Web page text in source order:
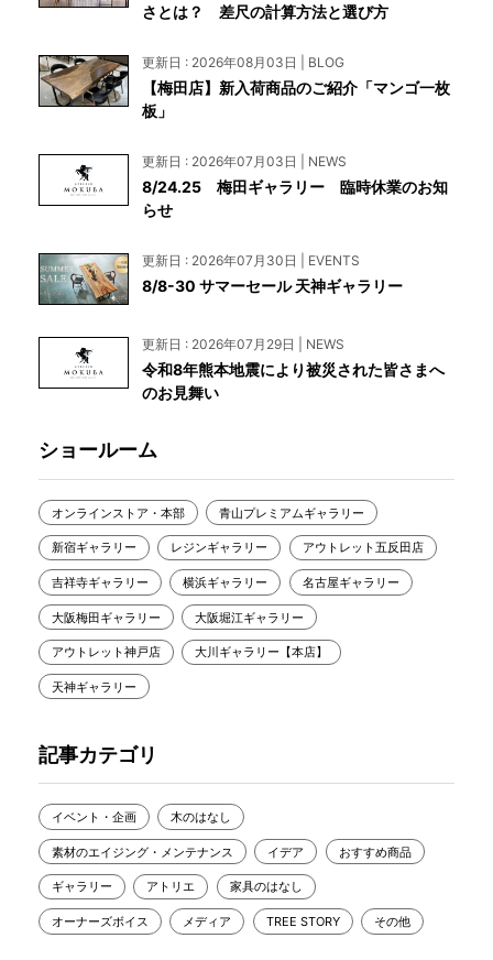
さとは？ 差尺の計算方法と選び方
更新日 : 2026年08月03日 | BLOG
【梅田店】新入荷商品のご紹介「マンゴ一枚
板」
更新日 : 2026年07月03日 | NEWS
8/24.25 梅田ギャラリー 臨時休業のお知
らせ
更新日 : 2026年07月30日 | EVENTS
8/8-30 サマーセール 天神ギャラリー
更新日 : 2026年07月29日 | NEWS
令和8年熊本地震により被災された皆さまへ
のお見舞い
ショールーム
オンラインストア・本部 青山プレミアムギャラリー
新宿ギャラリー レジンギャラリー アウトレット五反田店
吉祥寺ギャラリー 横浜ギャラリー 名古屋ギャラリー
大阪梅田ギャラリー 大阪堀江ギャラリー
アウトレット神戸店 大川ギャラリー【本店】
天神ギャラリー
記事カテゴリ
イベント・企画 木のはなし
素材のエイジング・メンテナンス イデア おすすめ商品
ギャラリー アトリエ 家具のはなし
オーナーズボイス メディア TREE STORY その他